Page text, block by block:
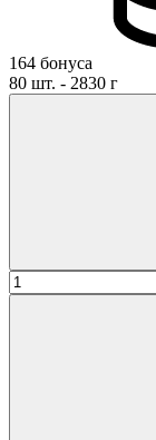
164 бонуса
80 шт. - 2830 г